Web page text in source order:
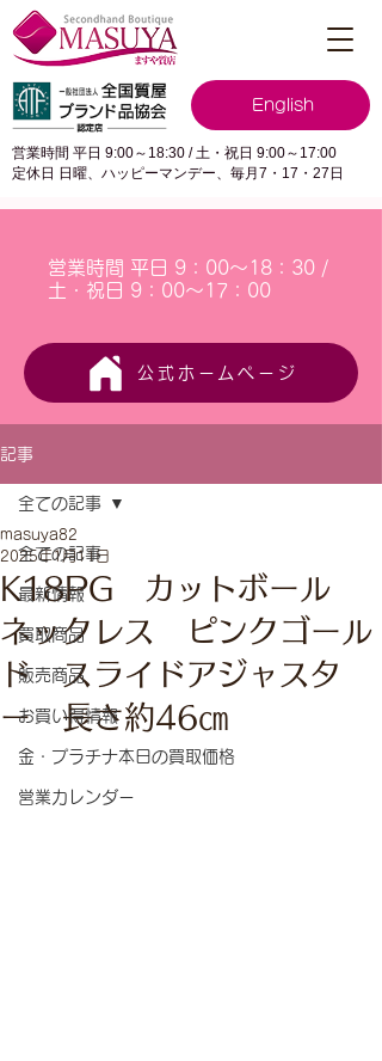
English
営業時間 平日 9:00～18:30 / 土・祝日 9:00～17:00
定休日 日曜、ハッピーマンデー、毎月7・17・27日
営業時間 平日 9：00～18：30 /
土・祝日 9：00～17：00
公式ホームページ
記事
全ての記事
最新情報
買取商品
販売商品
お買い得情報
金・プラチナ本日の買取価格
営業カレンダー
全ての記事
K18PG カットボール
ネックレス ピンクゴール
ド スライドアジャスタ
ー 長さ約46㎝
masuya82
2025年1月11日